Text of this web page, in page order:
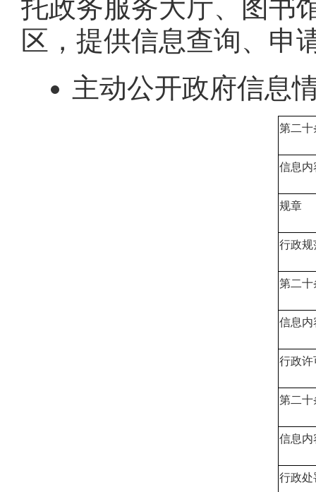
托政务服务大厅、图书
区，提供信息查询、申
主动公开政府信息
第二十
信息内
规章
行政规
第二十
信息内
行政许
第二十
信息内
行政处